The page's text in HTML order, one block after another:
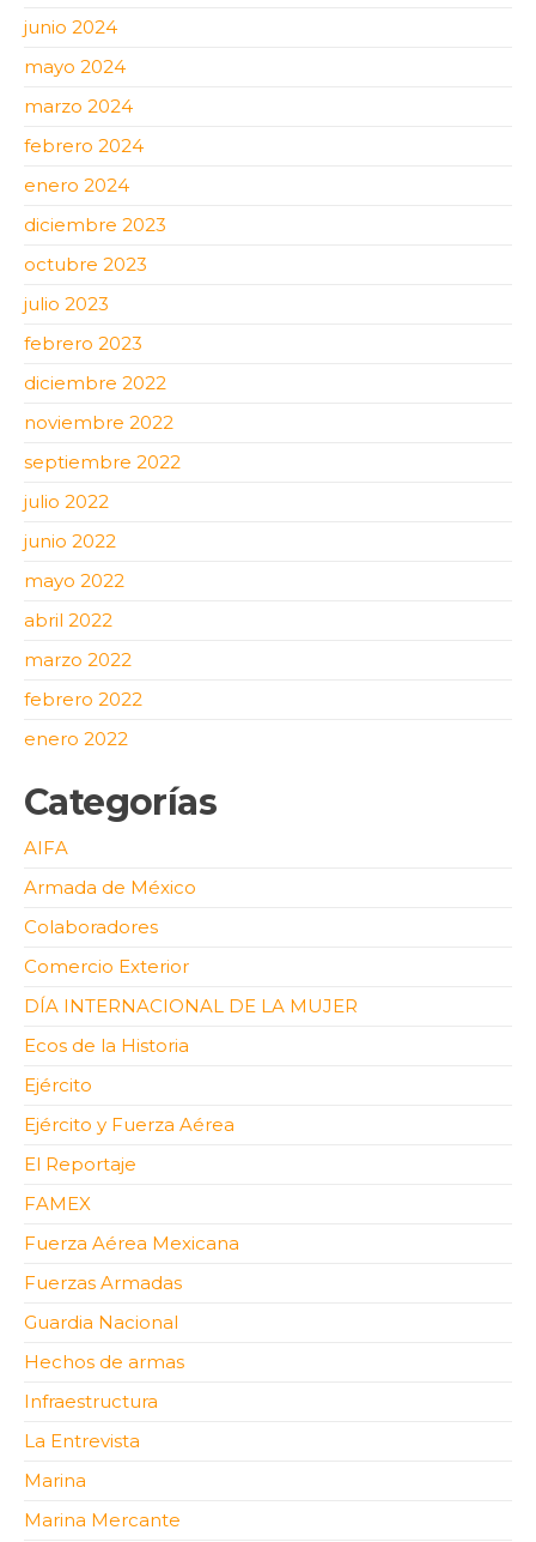
junio 2024
mayo 2024
marzo 2024
febrero 2024
enero 2024
diciembre 2023
octubre 2023
julio 2023
febrero 2023
diciembre 2022
noviembre 2022
septiembre 2022
julio 2022
junio 2022
mayo 2022
abril 2022
marzo 2022
febrero 2022
enero 2022
Categorías
AIFA
Armada de México
Colaboradores
Comercio Exterior
DÍA INTERNACIONAL DE LA MUJER
Ecos de la Historia
Ejército
Ejército y Fuerza Aérea
El Reportaje
FAMEX
Fuerza Aérea Mexicana
Fuerzas Armadas
Guardia Nacional
Hechos de armas
Infraestructura
La Entrevista
Marina
Marina Mercante